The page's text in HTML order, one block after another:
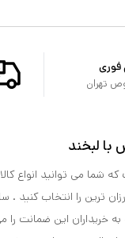
فوری
تهران
با لبخند
که شما می توانید انواع
ترین را انتخاب کنید .
به خریداران این